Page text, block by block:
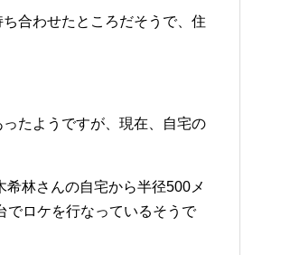
合わせたところだそうで、住
たようですが、現在、自宅の
林さんの自宅から半径500メ
でロケを行なっているそうで